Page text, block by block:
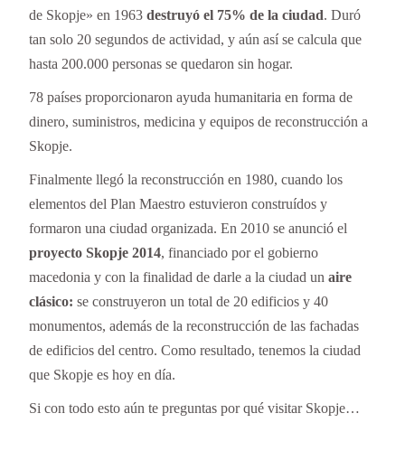
de Skopje» en 1963destruyó el 75% de la ciudad. Duró
tan solo 20 segundos de actividad, y aún asísecalcula que
hasta 200.000 personas se quedaron sin hogar.
78 países proporcionaron ayuda humanitaria en forma de
dinero, suministros, medicina y equipos de reconstrucción a
Skopje.
Finalmente llegó la reconstrucción en 1980, cuando los
elementos del Plan Maestro estuvieron construídos y
formaron una ciudad organizada. En 2010 se anunció el
proyecto Skopje 2014, financiado por el gobierno
macedonia y con la finalidad de darle a la ciudad unaire
clásico:se construyeron un total de 20 edificios y 40
monumentos, además de la reconstrucción de las fachadas
de edificios del centro. Como resultado, tenemos la ciudad
que Skopje es hoy en día.
Si con todo esto aún te preguntas por qué visitar Skopje…